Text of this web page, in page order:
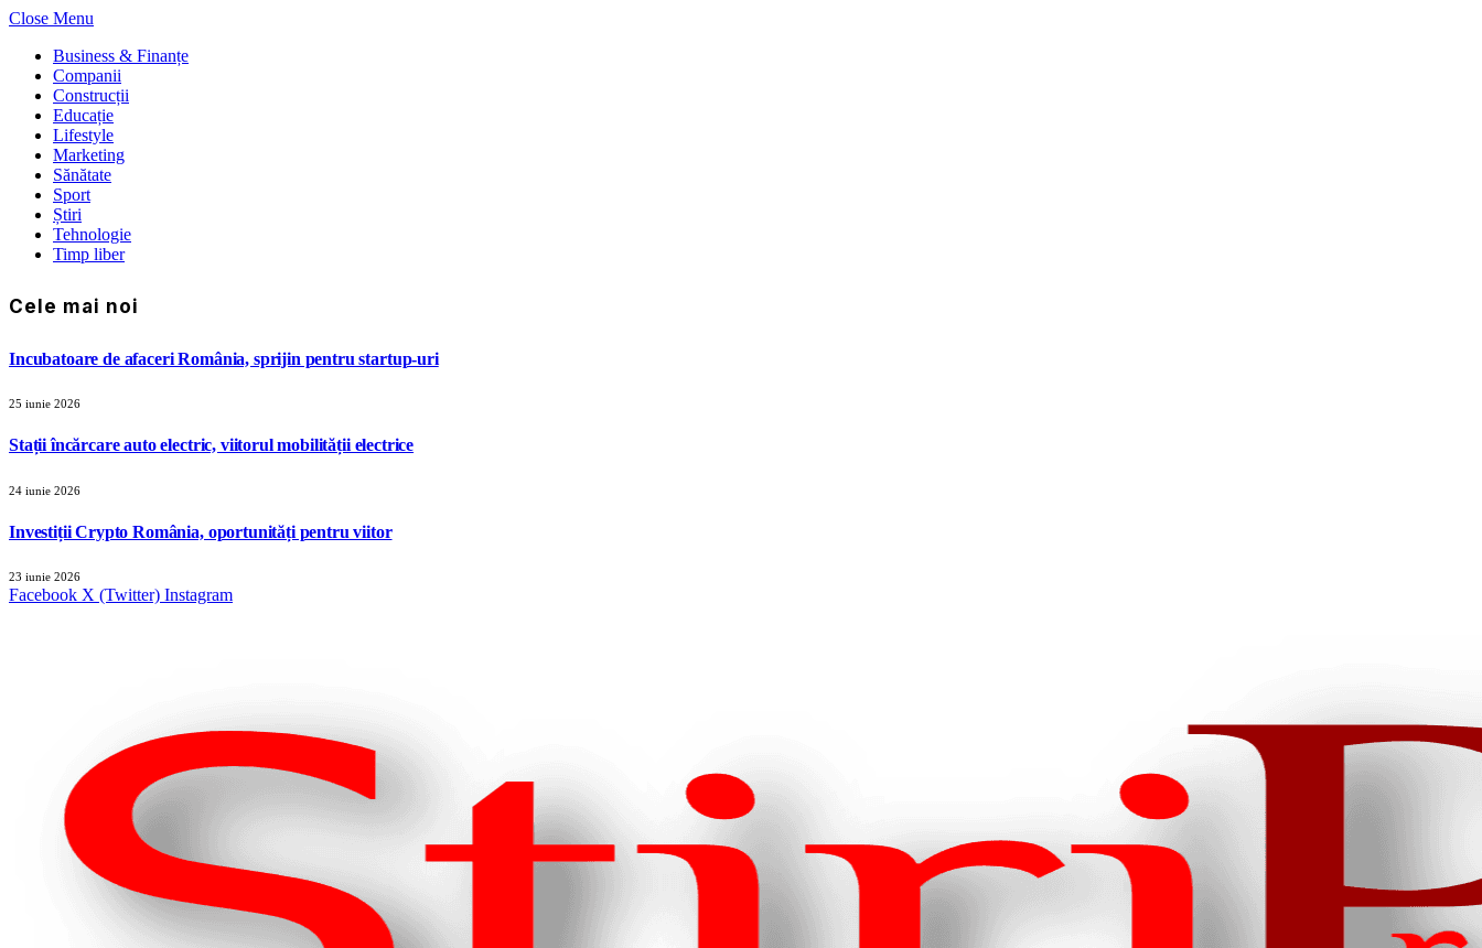
Close Menu
Business & Finanțe
Companii
Construcții
Educație
Lifestyle
Marketing
Sănătate
Sport
Știri
Tehnologie
Timp liber
Cele mai noi
Incubatoare de afaceri România, sprijin pentru startup-uri
25 iunie 2026
Stații încărcare auto electric, viitorul mobilității electrice
24 iunie 2026
Investiții Crypto România, oportunități pentru viitor
23 iunie 2026
Facebook X (Twitter) Instagram